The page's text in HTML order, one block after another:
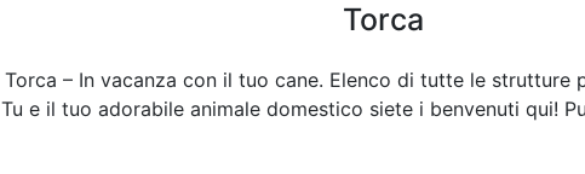
Torca
Torca – In vacanza con il tuo cane. Elenco di tutte le strutture
Tu e il tuo adorabile animale domestico siete i benvenuti qui!